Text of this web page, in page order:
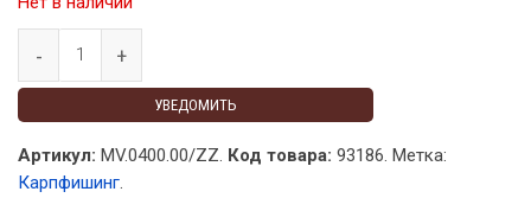
УВЕДОМИТЬ
Артикул: MV.0400.00/ZZ. Код товара: 93186. Метка:
Карпфишинг.